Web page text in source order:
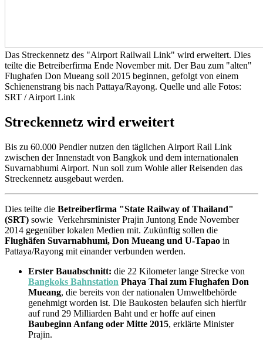
Das Streckennetz des "Airport Railwail Link" wird erweitert. Dies
teilte die Betreiberfirma Ende November mit. Der Bau zum "alten"
Flughafen Don Mueang soll 2015 beginnen, gefolgt von einem
Schienenstrang bis nach Pattaya/Rayong. Quelle und alle Fotos:
SRT / Airport Link
Streckennetz wird erweitert
Bis zu 60.000 Pendler nutzen den täglichen Airport Rail Link
zwischen der Innenstadt von Bangkok und dem internationalen
Suvarnabhumi Airport. Nun soll zum Wohle aller Reisenden das
Streckennetz ausgebaut werden.
Dies teilte die Betreiberfirma "State Railway of Thailand"
(SRT) sowie Verkehrsminister Prajin Juntong Ende November
2014 gegenüber lokalen Medien mit. Zukünftig sollen die
Flughäfen Suvarnabhumi, Don Mueang und U-Tapao in
Pattaya/Rayong mit einander verbunden werden.
Erster Bauabschnitt: die 22 Kilometer lange Strecke von
Bangkoks Bahnstation Phaya Thai zum Flughafen Don
Mueang, die bereits von der nationalen Umweltbehörde
genehmigt worden ist. Die Baukosten belaufen sich hierfür
auf rund 29 Milliarden Baht und er hoffe auf einen
Baubeginn Anfang oder Mitte 2015, erklärte Minister
Prajin.